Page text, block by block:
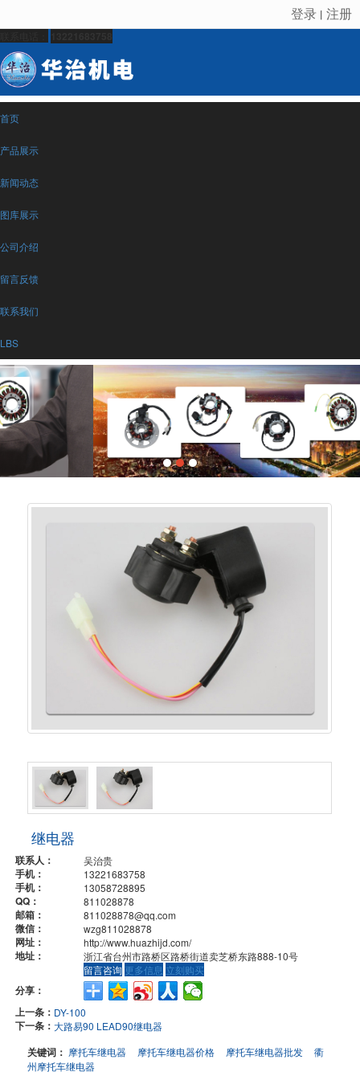
很遗憾，因您的浏览器版本过低导致无法获得最佳浏览体验，推荐下载安装谷歌浏览器！
登录 丨 注册
首页
产品展示
新闻动态
图库展示
公司介绍
留言反馈
联系我们
LBS
继电器
联系人： 吴治贵
手机： 13221683758
手机： 13058728895
QQ： 811028878
邮箱： 811028878@qq.com
微信： wzg811028878
网址： http://www.huazhijd.com/
地址：
浙江省台州市路桥区路桥街道卖芝桥东路888-10号
留言咨询 更多信息 立刻购买
分享：
上一条： DY-100
下一条：大路易90 LEAD90继电器
关键词： 摩托车继电器 摩托车继电器价格 摩托车继电器批发
衢
州摩托车继电器